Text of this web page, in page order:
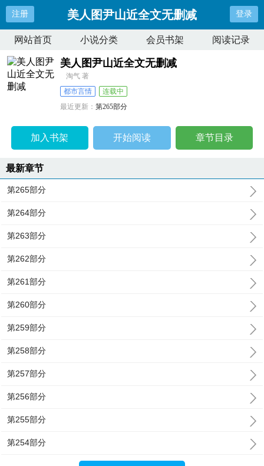
注册 美人图尹山近全文无删减 登录
网站首页 小说分类 会员书架 阅读记录
美人图尹山近全文无删减
淘气 著
都市言情
连载中
最近更新：第265部分
加入书架 开始阅读 章节目录
最新章节
第265部分
第264部分
第263部分
第262部分
第261部分
第260部分
第259部分
第258部分
第257部分
第256部分
第255部分
第254部分